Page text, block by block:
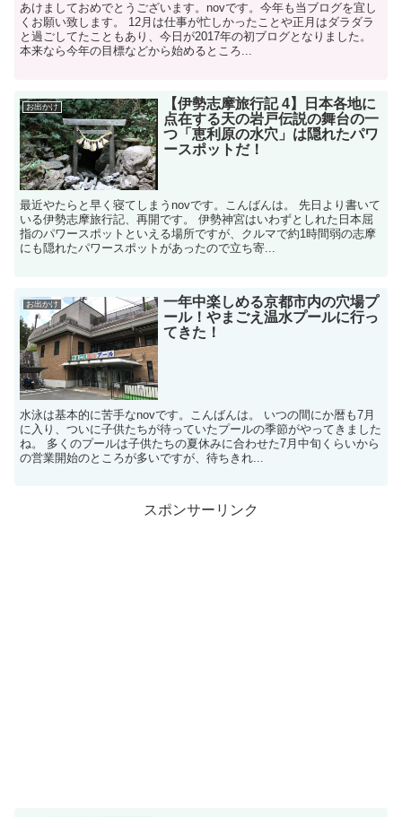
あけましておめでとうございます。novです。今年も当ブログを宜し
くお願い致します。 12月は仕事が忙しかったことや正月はダラダラ
と過ごしてたこともあり、今日が2017年の初ブログとなりました。
本来なら今年の目標などから始めるところ...
お出かけ
【伊勢志摩旅行記 4】日本各地に
点在する天の岩戸伝説の舞台の一
つ「恵利原の水穴」は隠れたパワ
ースポットだ！
最近やたらと早く寝てしまうnovです。こんばんは。 先日より書いて
いる伊勢志摩旅行記、再開です。 伊勢神宮はいわずとしれた日本屈
指のパワースポットといえる場所ですが、クルマで約1時間弱の志摩
にも隠れたパワースポットがあったので立ち寄...
お出かけ
一年中楽しめる京都市内の穴場プ
ール！やまごえ温水プールに行っ
てきた！
水泳は基本的に苦手なnovです。こんばんは。 いつの間にか暦も7月
に入り、ついに子供たちが待っていたプールの季節がやってきました
ね。 多くのプールは子供たちの夏休みに合わせた7月中旬くらいから
の営業開始のところが多いですが、待ちきれ...
スポンサーリンク